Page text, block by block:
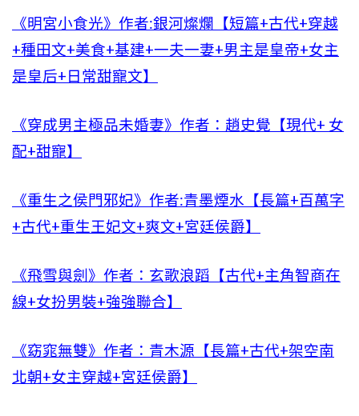
《明宮小食光》作者:銀河燦爛【短篇+古代+穿越
+種田文+美食+基建+一夫一妻+男主是皇帝+女主
是皇后+日常甜寵文】
《穿成男主極品未婚妻》作者：趙史覺【現代+ 女
配+甜寵】
《重生之侯門邪妃》作者:青墨煙水【長篇+百萬字
+古代+重生王妃文+爽文+宮廷侯爵】
《飛雪與劍》作者：玄歌浪蹈【古代+主角智商在
線+女扮男裝+強強聯合】
《窈窕無雙》作者：青木源【長篇+古代+架空南
北朝+女主穿越+宮廷侯爵】